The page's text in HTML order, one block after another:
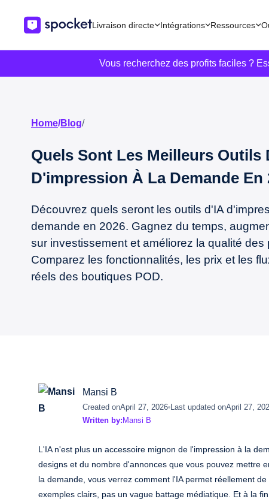
Livraison directe Intégrations Ressources
Vous recherchez des profits faciles ?
Home/Blog/
Quels Sont Les Meilleurs Outils
D'impression À La Demande En
Découvrez quels seront les outils d'IA
demande en 2026. Gagnez du temps,
sur investissement et améliorez la qualité des
Comparez les fonctionnalités, les prix et les
réels des boutiques POD.
Mansi B
Created onApril 27, 2026 Last updated onApril 27,
Written by: Mansi B
L'IA n'est plus un accessoire mignon de l'impression à la
designs et du nombre d'annonces que vous pouvez mettre
la demande, vous verrez comment l'IA permet réellement
exemples clairs, pas un vague battage médiatique. Et à la